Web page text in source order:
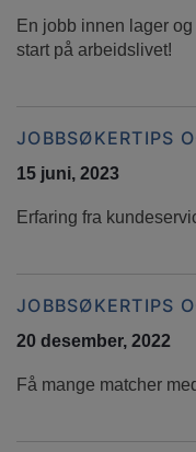
En jobb innen lager
start på arbeidslivet!
JOBBSØKERTIPS
15 juni, 2023
Erfaring fra
JOBBSØKERTIPS
20 desember, 2022
Få mange matcher